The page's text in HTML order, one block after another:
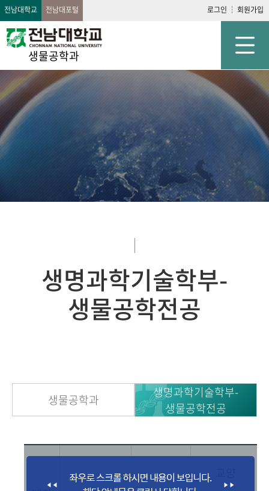
전남대학교 전남대포털 로그인 회원가입
생물공학과
생명과학기술학부-
생물공학전공
생물공학과
생명과학기술학부-
생물공학전공